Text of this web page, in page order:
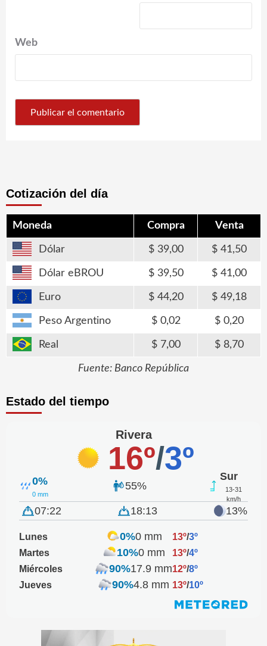
Web
Cotización del día
Moneda Compra Venta
Dólar 39,00 41,50
Dólar eBROU 39,50 41,00
Euro 44,20 49,18
Peso Argentino 0,02 0,20
Real 7,00 8,70
Fuente: Banco República
Estado del tiempo
Rivera
16º/3º
0%
0 mm
55%
Sur
13-31
km/h
07:22 18:13 13%
Lunes 0%0 mm 13º/3º
Martes
10%0 mm 13º/4º
Miércoles
90%17.9 mm12º/8º
Jueves
90%4.8 mm 13º/10º